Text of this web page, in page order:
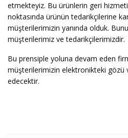
etmekteyiz. Bu ürünlerin geri
noktasında ürünün tedarikçilerine
müşterilerimizin yanında olduk.
müşterilerimiz ve tedarikçilerimizdir.
Bu prensiple yoluna devam eden
müşterilerimizin elektronikteki gözü
edecektir.